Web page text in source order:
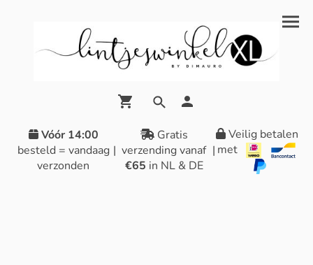
Vóór 14:00
besteld = vandaag
verzonden
|
Gratis
verzending vanaf
€65 in NL & DE
|
Veilig betalen
met